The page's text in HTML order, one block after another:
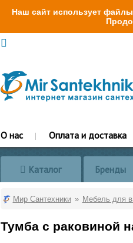
Наш сайт использует
О нас Оплата и доставка
Каталог Бренды
Мир Сантехники Мебель для
Тумба с раковиной